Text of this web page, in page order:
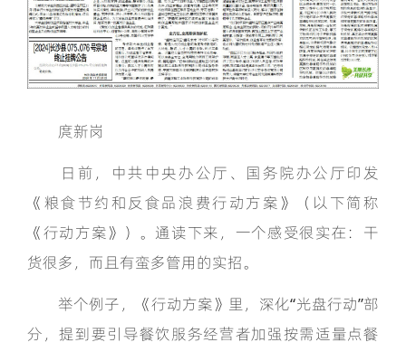
庹新岗
日前，中共中央办公厅、国务院办公厅印发
《粮食节约和反食品浪费行动方案》（以下简称
《行动方案》）。通读下来，一个感受很实在：干
货很多，而且有蛮多管用的实招。
举个例子，《行动方案》里，深化“光盘行动”部
分，提到要引导餐饮服务经营者加强按需适量点餐